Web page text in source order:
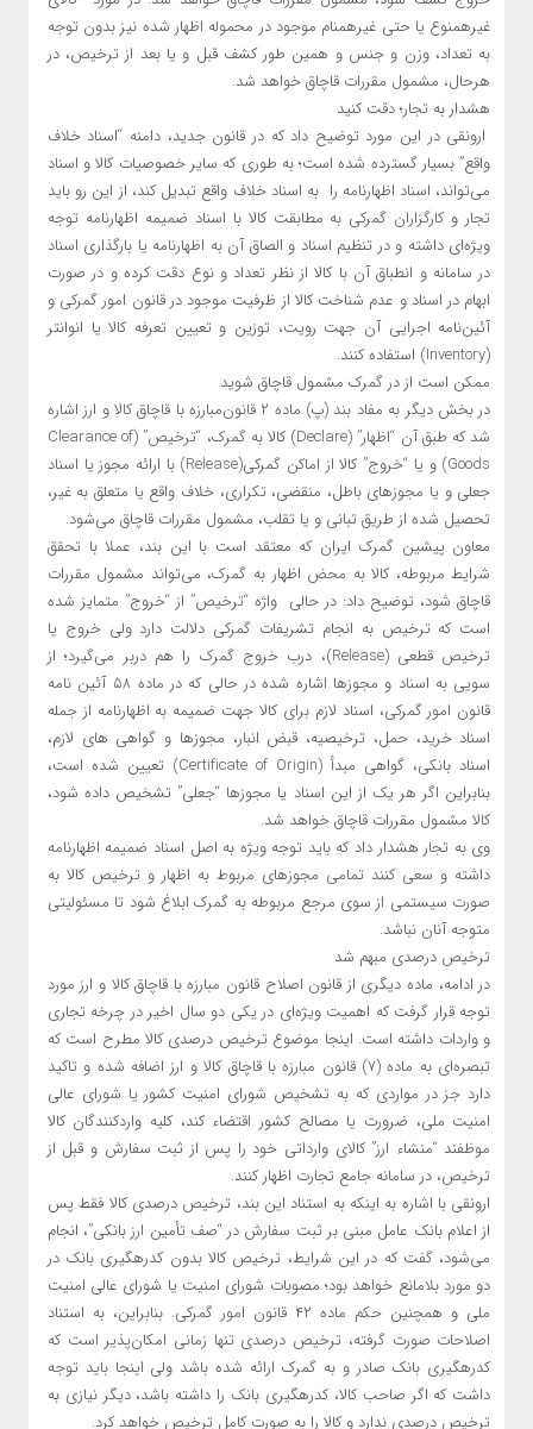
غیرهمنوع یا حتی غیرهمنام موجود در محموله اظهار شده نیز بدون توجه
به تعداد، وزن و جنس و همین طور کشف قبل و یا بعد از ترخیص، در
هرحال، مشمول مقررات قاچاق خواهد شد.
هشدار به تجار؛ دقت کنید
ارونقی در این مورد توضیح داد که در قانون جدید، دامنه “اسناد خلاف
واقع” بسیار گسترده شده است؛ به طوری که سایر خصوصیات کالا و اسناد
می‌تواند، اسناد اظهارنامه را به اسناد خلاف واقع تبدیل کند، از این رو باید
تجار و کارگزاران گمرکی به مطابقت کالا با اسناد ضمیمه اظهارنامه توجه
ویژه‌ای داشته و در تنظیم اسناد و الصاق آن به اظهارنامه یا بارگذاری اسناد
در سامانه و انطباق آن با کالا از نظر تعداد و نوع دقت کرده و در صورت
ابهام در اسناد و عدم شناخت کالا از ظرفیت موجود در قانون امور گمرکی و
آئین‌نامه اجرایی آن جهت رویت، توزین و تعیین تعرفه کالا یا انوانتر
(Inventory) استفاده کنند.
ممکن است از در گمرک مشمول قاچاق شوید
در بخش دیگر به مفاد بند (پ) ماده ۲ قانون‌مبارزه با قاچاق کالا و ارز اشاره
شد که طبق آن “اظهار” (Declare) کالا به گمرک، “ترخیص” (Clearance of
Goods) و یا “خروج” کالا از اماکن گمرکی(Release) با ارائه مجوز یا اسناد
جعلی و یا مجوزهای باطل، منقضی، تکراری، خلاف واقع یا متعلق به غیر،
تحصیل شده از طریق تبانی و یا تقلب، مشمول مقررات قاچاق می‌شود.
معاون پیشین گمرک ایران که معتقد است با این بند، عملا با تحقق
شرایط مربوطه، کالا به محض اظهار به گمرک، می‌تواند مشمول مقررات
قاچاق شود، توضیح داد: در حالی واژه “ترخیص” از “خروج” متمایز شده
است که ترخیص به انجام تشریفات گمرکی دلالت دارد ولی خروج یا
ترخیص قطعی (Release)، درب خروج گمرک را هم دربر می‌گیرد؛ از
سویی به اسناد و مجوزها اشاره شده در حالی که در ماده ۵۸ آئین نامه
قانون امور گمرکی، اسناد لازم برای کالا جهت ضمیمه به اظهارنامه از جمله
اسناد خرید، حمل، ترخیصیه، قبض انبار، مجوزها و گواهی های لازم،
اسناد بانکی، گواهی مبدأ (Certificate of Origin) تعیین شده است،
بنابراین اگر هر یک از این اسناد یا مجوزها “جعلی” تشخیص داده شود،
کالا مشمول مقررات قاچاق خواهد شد.
وی به تجار هشدار داد که باید توجه ویژه به اصل اسناد ضمیمه اظهارنامه
داشته و سعی کنند تمامی مجوزهای مربوط به اظهار و ترخیص کالا به
صورت سیستمی از سوی مرجع مربوطه به گمرک ابلاغ شود تا مسئولیتی
متوجه آنان نباشد.
ترخیص درصدی مبهم شد
در ادامه، ماده دیگری از قانون اصلاح قانون مبارزه با قاچاق کالا و ارز مورد
توجه قرار گرفت که اهمیت ویژه‌ای در یکی دو سال اخیر در چرخه تجاری
و واردات داشته است. اینجا موضوع ترخیص درصدی کالا مطرح است که
تبصره‌ای به ماده (۷) قانون مبارزه با قاچاق کالا و ارز اضافه شده و تاکید
دارد جز در مواردی که به تشخیص شورای امنیت کشور یا شورای عالی
امنیت ملی، ضرورت یا مصالح کشور اقتضاء کند، کلیه واردکنندگان کالا
موظفند “منشاء ارز” کالای وارداتی خود را پس از ثبت سفارش و قبل از
ترخیص، در سامانه جامع تجارت اظهار کنند.
ارونقی با اشاره به اینکه به استناد این بند، ترخیص درصدی کالا فقط پس
از اعلام بانک عامل مبنی بر ثبت سفارش در “صف تأمین ارز بانکی”، انجام
می‌شود، گفت که در این شرایط، ترخیص کالا بدون کدرهگیری بانک در
دو مورد بلامانع خواهد بود؛ مصوبات شورای امنیت یا شورای عالی امنیت
ملی و همچنین حکم ماده ۴۲ قانون امور گمرکی. بنابراین، به استناد
اصلاحات صورت گرفته، ترخیص درصدی تنها زمانی امکان‌پذیر است که
کدرهگیری بانک صادر و به گمرک ارائه شده باشد ولی اینجا باید توجه
داشت که اگر صاحب کالا، کدرهگیری بانک را داشته باشد، دیگر نیازی به
ترخیص درصدی ندارد و کالا را به صورت کامل ترخیص خواهد کرد.